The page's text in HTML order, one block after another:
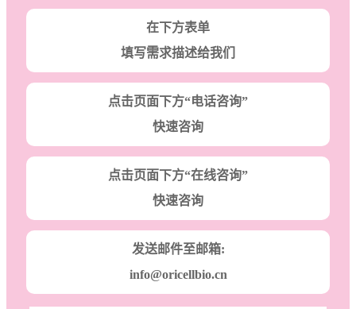
在下方表单
填写需求描述给我们
点击页面下方“电话咨询”
快速咨询
点击页面下方“在线咨询”
快速咨询
发送邮件至邮箱:
info@oricellbio.cn